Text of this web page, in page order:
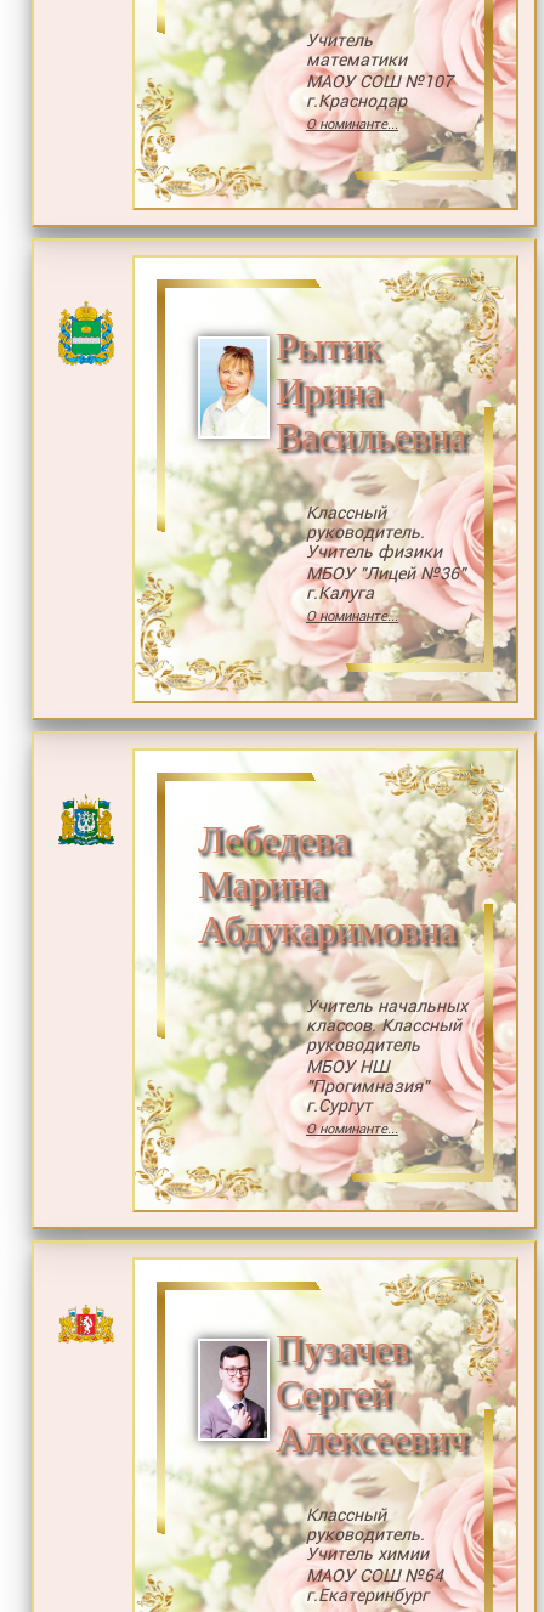
Учитель
математики
МАОУ СОШ №107
г.Краснодар
О номинанте...
Рытик
Ирина
Васильевна
Классный
руководитель.
Учитель физики
МБОУ "Лицей №36"
г.Калуга
О номинанте...
Лебедева
Марина
Абдукаримовна
Учитель начальных
классов. Классный
руководитель
МБОУ НШ
"Прогимназия"
г.Сургут
О номинанте...
Пузачев
Сергей
Алексеевич
Классный
руководитель.
Учитель химии
МАОУ СОШ №64
г.Екатеринбург